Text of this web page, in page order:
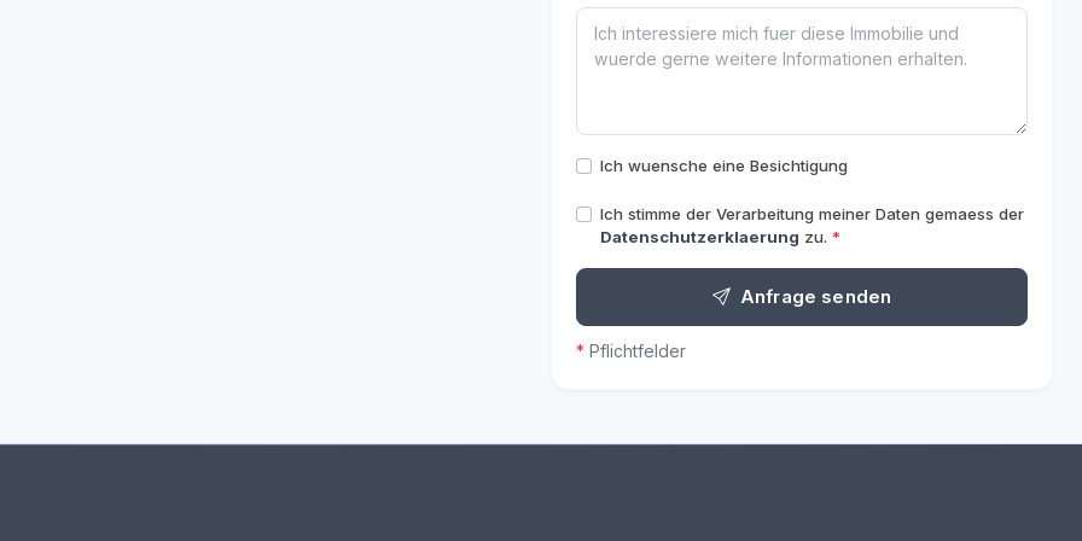
Ich wuensche eine Besichtigung
Ich stimme der Verarbeitung meiner Daten gemaess der
Datenschutzerklaerung zu. *
Anfrage senden
* Pflichtfelder